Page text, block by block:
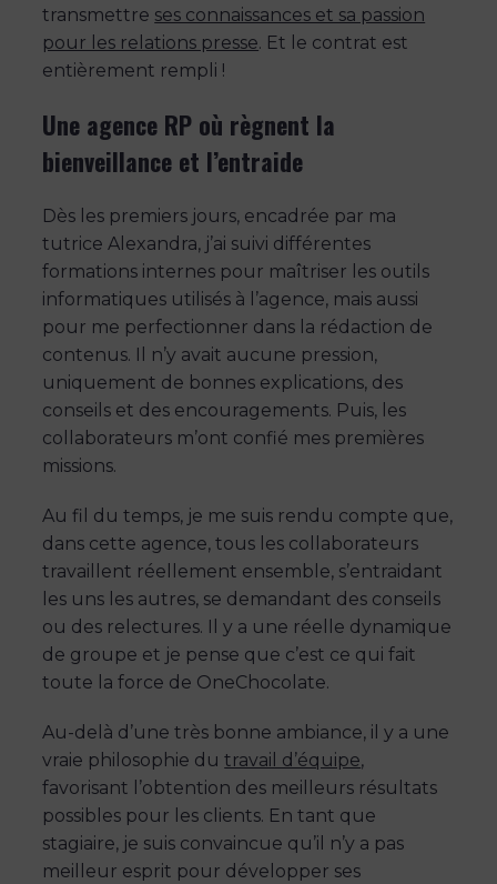
transmettre ses connaissances et sa passion
pour les relations presse. Et le contrat est
entièrement rempli !
Une agence RP où règnent la
bienveillance et l’entraide
Dès les premiers jours, encadrée par ma
tutrice Alexandra, j’ai suivi différentes
formations internes pour maîtriser les outils
informatiques utilisés à l’agence, mais aussi
pour me perfectionner dans la rédaction de
contenus. Il n’y avait aucune pression,
uniquement de bonnes explications, des
conseils et des encouragements. Puis, les
collaborateurs m’ont confié mes premières
missions.
Au fil du temps, je me suis rendu compte que,
dans cette agence, tous les collaborateurs
travaillent réellement ensemble, s’entraidant
les uns les autres, se demandant des conseils
ou des relectures. Il y a une réelle dynamique
de groupe et je pense que c’est ce qui fait
toute la force de OneChocolate.
Au-delà d’une très bonne ambiance, il y a une
vraie philosophie dutravail d’équipe,
favorisant l’obtention des meilleurs résultats
possibles pour les clients. En tant que
stagiaire, je suis convaincue qu’il n’y a pas
meilleur esprit pour développer ses